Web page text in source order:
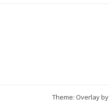
Theme: Overlay by